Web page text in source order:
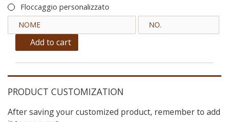
Floccaggio personalizzato
Add to cart
PRODUCT CUSTOMIZATION
After saving your customized product, remember to add